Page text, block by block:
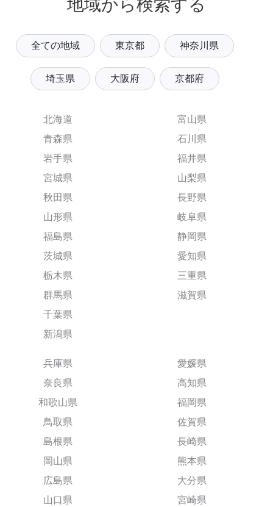
地域から検索する
全ての地域 東京都 神奈川県
埼玉県 大阪府 京都府
北海道
青森県
岩手県
宮城県
秋田県
山形県
福島県
茨城県
栃木県
群馬県
千葉県
新潟県
富山県
石川県
福井県
山梨県
長野県
岐阜県
静岡県
愛知県
三重県
滋賀県
兵庫県
奈良県
和歌山県
鳥取県
島根県
岡山県
広島県
山口県
愛媛県
高知県
福岡県
佐賀県
長崎県
熊本県
大分県
宮崎県